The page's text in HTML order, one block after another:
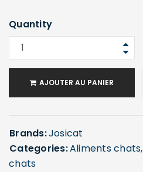
Quantity
AJOUTER AU PANIER
Brands:Josicat
Categories:Aliments chats,
chats